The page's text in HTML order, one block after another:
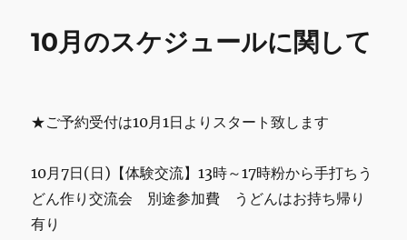
k
リ
ン
開
催
10月のスケジュールに関して
★ご予約受付は10月1日よりスタート致します
10月7日(日)【体験交流】13時～17時粉から手打ちう
どん作り交流会 別途参加費 うどんはお持ち帰り
有り